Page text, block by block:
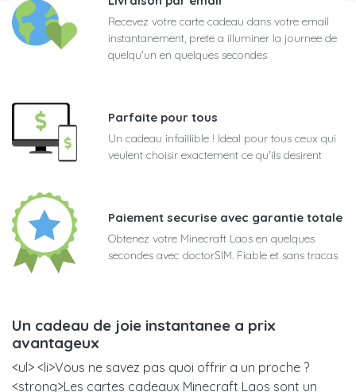
Recevez votre carte cadeau dans votre email
instantanement, prete a illuminer la journee de
quelqu'un en quelques secondes
Parfaite pour tous
Un cadeau infaillible ! Ideal pour tous ceux qui
veulent choisir exactement ce qu'ils desirent
Paiement securise avec garantie totale
Obtenez votre Minecraft Laos en quelques
secondes avec doctorSIM. Fiable et sans tracas
Un cadeau de joie instantanee a prix
avantageux
<ul> <li>Vous ne savez pas quoi offrir a un proche ?
<strong>Les cartes cadeaux Minecraft Laos sont un